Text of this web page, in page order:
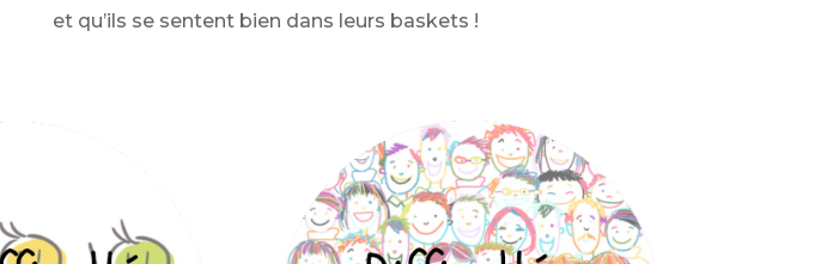
et qu’ils se sentent bien dans leurs baskets !
en soi